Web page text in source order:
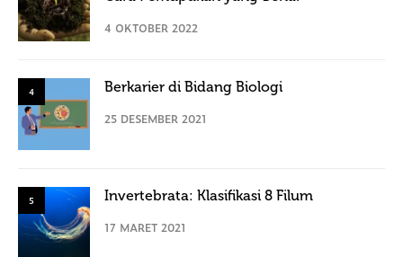
4 OKTOBER 2022
4 Berkarier di Bidang Biologi
25 DESEMBER 2021
5 Invertebrata: Klasifikasi 8 Filum
17 MARET 2021